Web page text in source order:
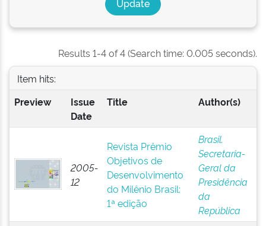
Results 1-4 of 4 (Search time: 0.005 seconds).
Item hits:
Preview
Issue
Date
Title Author(s)
2005-
12
Revista Prêmio
Objetivos de
Desenvolvimento
do Milênio Brasil:
1ª edição
Brasil.
Secretaria-
Geral da
Presidência
da
República